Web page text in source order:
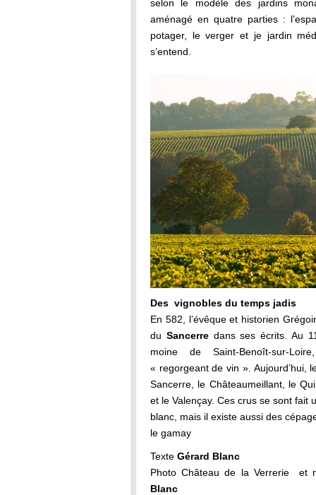
selon le modèle des jardins
aménagé en quatre parties :
potager, le verger et je jardin
s’entend.
Des vignobles du temps jadis
En 582, l’évêque et historien
du Sancerredans ses écrits. Au
moine de Saint-Benoît-sur-
« regorgeant de vin ». Aujourd’hui,
Sancerre, le Châteaumeillant, le
et le Valençay. Ces crus se sont fait
blanc, mais il existe aussi des
le gamay
Texte Gérard Blanc
Photo Château de la Verrerie et
Blanc